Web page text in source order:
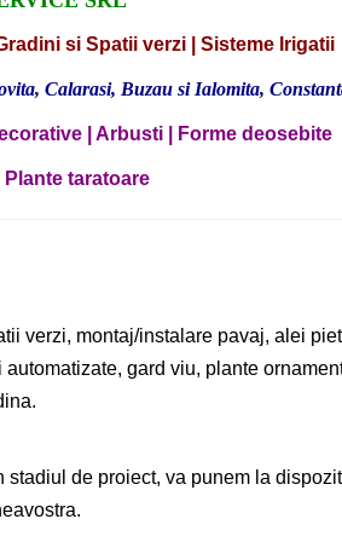
si Spatii verzi | Sisteme Irigatii
Calarasi, Buzau si Ialomita,
| Arbusti | Forme deosebite
taratoare
verzi, montaj/instalare pavaj, alei
gard viu, plante
de proiect, va punem la